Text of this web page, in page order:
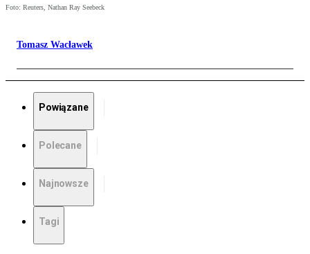
Foto: Reuters, Nathan Ray Seebeck
Tomasz Wacławek
Powiązane
Polecane
Najnowsze
Tagi